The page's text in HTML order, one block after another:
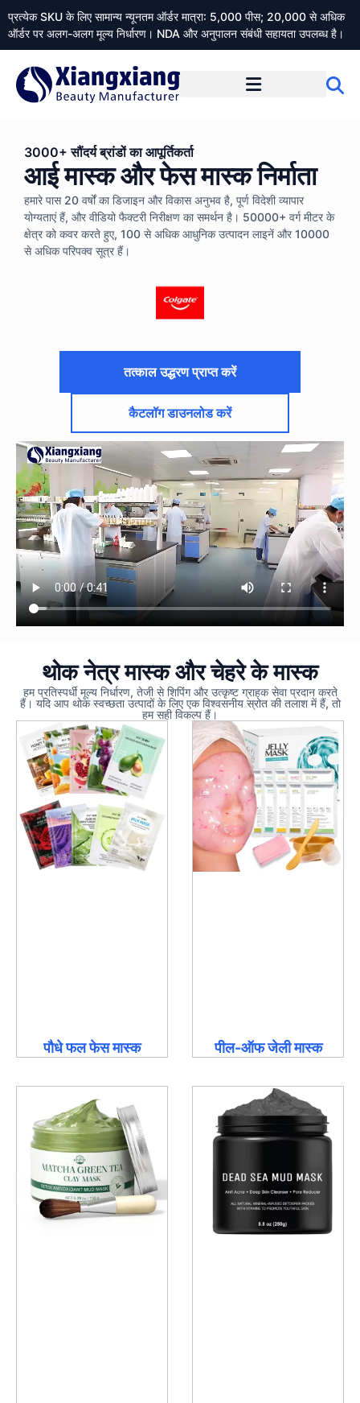
प्रत्येक SKU के लिए सामान्य न्यूनतम ऑर्डर मात्रा: 5,000 पीस; 20,000 से अधिक
ऑर्डर पर अलग-अलग मूल्य निर्धारण। NDA और अनुपालन संबंधी सहायता उपलब्ध है।
3000+ सौंदर्य ब्रांडों का आपूर्तिकर्ता
आई मास्क और फेस मास्क निर्माता
हमारे पास 20 वर्षों का डिजाइन और विकास अनुभव है, पूर्ण विदेशी व्यापार
योग्यताएं हैं, और वीडियो फैक्टरी निरीक्षण का समर्थन है। 50000+ वर्ग मीटर के
क्षेत्र को कवर करते हुए, 100 से अधिक आधुनिक उत्पादन लाइनें और 10000
से अधिक परिपक्व सूत्र हैं।
तत्काल उद्धरण प्राप्त करें
कैटलॉग डाउनलोड करें
थोक नेत्र मास्क और चेहरे के मास्क
हम प्रतिस्पर्धी मूल्य निर्धारण, तेजी से शिपिंग और उत्कृष्ट ग्राहक सेवा प्रदान करते
हैं। यदि आप थोक स्वच्छता उत्पादों के लिए एक विश्वसनीय स्रोत की तलाश में हैं, तो
हम सही विकल्प हैं।
पौधे फल फेस मास्क पील-ऑफ जेली मास्क